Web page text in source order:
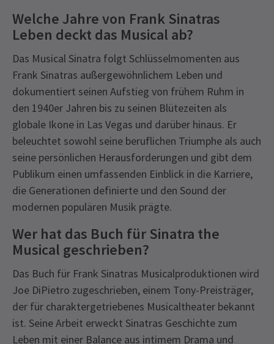
Welche Jahre von Frank Sinatras
Leben deckt das Musical ab?
Das Musical Sinatra folgt Schlüsselmomenten aus
Frank Sinatras außergewöhnlichem Leben und
dokumentiert seinen Aufstieg von frühem Ruhm in
den 1940er Jahren bis zu seinen Blütezeiten als
globale Ikone in Las Vegas und darüber hinaus. Er
beleuchtet sowohl seine beruflichen Triumphe als auch
seine persönlichen Herausforderungen und gibt dem
Publikum einen umfassenden Einblick in die Karriere,
die Generationen definierte und den Sound der
modernen populären Musik prägte.
Wer hat das Buch für Sinatra the
Musical geschrieben?
Das Buch für Frank Sinatras Musicalproduktionen wird
Joe DiPietro zugeschrieben, einem Tony-Preisträger,
der für charaktergetriebenes Musicaltheater bekannt
ist. Seine Arbeit erweckt Sinatras Geschichte zum
Leben mit einer Balance aus intimem Drama und